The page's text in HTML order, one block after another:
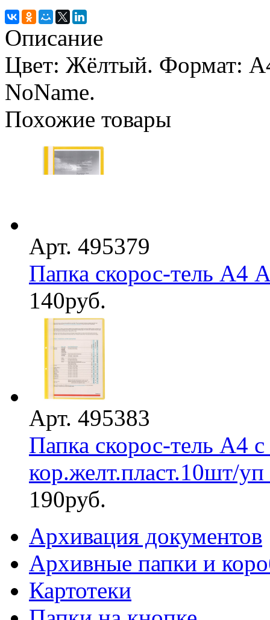
Описание
Цвет: Жёлтый. Формат:
NoName.
Похожие товары
Арт. 495379
Папка скорос-тель А4
140руб.
Арт. 495383
Папка скорос-тель А4
кор.желт.пласт.10шт/уп
190руб.
Архивация документов
Архивные папки и
Картотеки